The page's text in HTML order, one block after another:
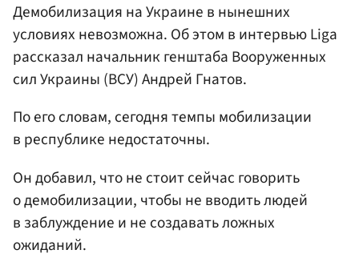
Демобилизация на Украине в нынешних
условиях невозможна. Об этом в интервью Liga
рассказал начальник генштаба Вооруженных
сил Украины (ВСУ) Андрей Гнатов.
По его словам, сегодня темпы мобилизации
в республике недостаточны.
Он добавил, что не стоит сейчас говорить
о демобилизации, чтобы не вводить людей
в заблуждение и не создавать ложных
ожиданий.